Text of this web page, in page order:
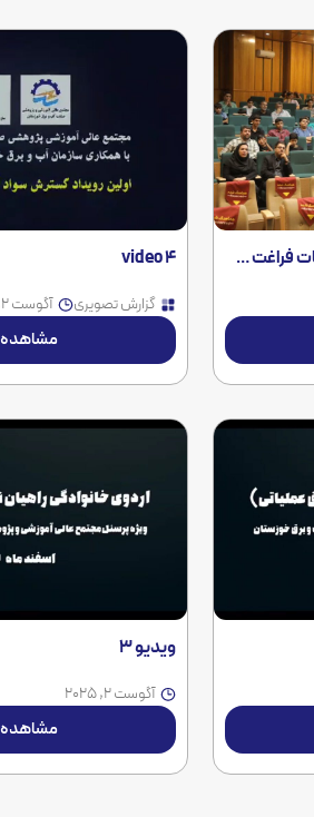
آب و برق خوزستان video 4
گزارش تصویری آگوست 2, 2025
مشاهده
ویدیو 3
آگوست 2, 2025
مشاهده